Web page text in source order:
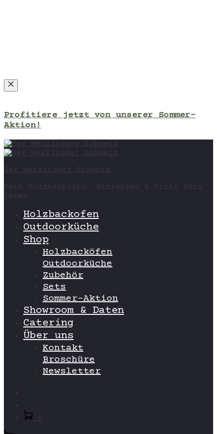
Close
Profitiere jetzt von unserer Sommer-
Aktion!
Holzbackofen
Outdoorküche
Shop
Holzbacköfen
Outdoorküche
Zubehör
Sets
Sommer-Aktion
Showroom & Daten
Catering
Über uns
Kontakt
Broschüre
Newsletter